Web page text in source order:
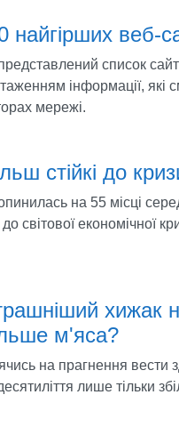
найгірших веб-
список
інформації, які
мережі.
стійкі до
на 55 місці
до світової економічної
хижак
м'яса?
на прагнення вести
лише тільки